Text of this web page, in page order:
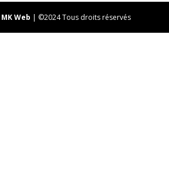
MK Web | ©2024 Tous droits réservés